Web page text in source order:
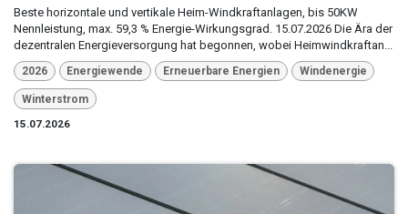
Beste horizontale und vertikale Heim-Windkraftanlagen, bis 50KW
Nennleistung, max. 59,3 % Energie-Wirkungsgrad. 15.07.2026 Die Ära der
dezentralen Energieversorgung hat begonnen, wobei Heimwindkraftan...
2026 Energiewende Erneuerbare Energien Windenergie
Winterstrom
15.07.2026